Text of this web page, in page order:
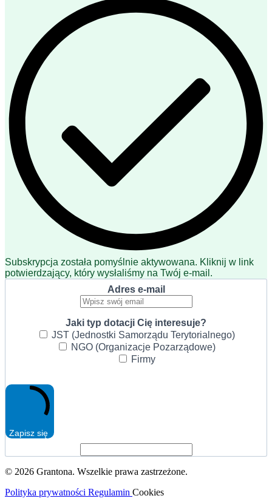
Subskrypcja została pomyślnie aktywowana. Kliknij w link
potwierdzający, który wysłaliśmy na Twój e-mail.
Adres e-mail
Jaki typ dotacji Cię interesuje?
JST (Jednostki Samorządu Terytorialnego)
NGO (Organizacje Pozarządowe)
Firmy
Zapisz się
© 2026 Grantona. Wszelkie prawa zastrzeżone.
Polityka prywatności Regulamin Cookies